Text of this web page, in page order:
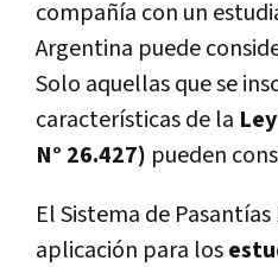
compañía con un
Argentina puede
Solo aquellas que se
características de la
N° 26.427) pueden
El Sistema de
aplicación para los